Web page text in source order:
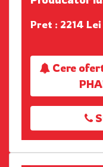
Pret : 2214 Lei
Cere